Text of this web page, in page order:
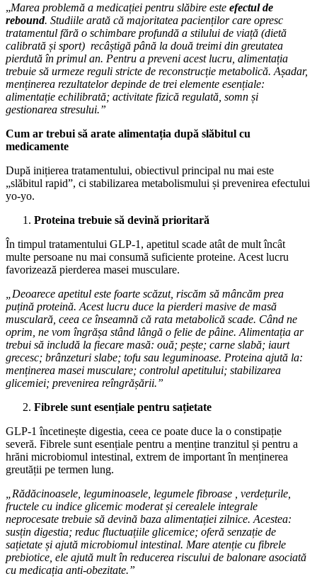
„Marea problemă a medicației pentru slăbire este efectul de
rebound. Studiile arată că majoritatea pacienților care opresc
tratamentul fără o schimbare profundă a stilului de viață (dietă
calibrată și sport) recâștigă până la două treimi din greutatea
pierdută în primul an. Pentru a preveni acest lucru, alimentația
trebuie să urmeze reguli stricte de reconstrucție metabolică. Așadar,
menținerea rezultatelor depinde de trei elemente esențiale:
alimentație echilibrată; activitate fizică regulată, somn și
gestionarea stresului.”
Cum ar trebui să arate alimentația după slăbitul cu
medicamente
După inițierea tratamentului, obiectivul principal nu mai este
„slăbitul rapid”, ci stabilizarea metabolismului și prevenirea efectului
yo-yo.
Proteina trebuie să devină prioritară
În timpul tratamentului GLP-1, apetitul scade atât de mult încât
multe persoane nu mai consumă suficiente proteine. Acest lucru
favorizează pierderea masei musculare.
„Deoarece apetitul este foarte scăzut, riscăm să mâncăm prea
puțină proteină. Acest lucru duce la pierderi masive de masă
musculară, ceea ce înseamnă că rata metabolică scade. Când ne
oprim, ne vom îngrășa stând lângă o felie de pâine. Alimentația ar
trebui să includă la fiecare masă: ouă; pește; carne slabă; iaurt
grecesc; brânzeturi slabe; tofu sau leguminoase. Proteina ajută la:
menținerea masei musculare; controlul apetitului; stabilizarea
glicemiei; prevenirea reîngrășării.”
Fibrele sunt esențiale pentru sațietate
GLP-1 încetinește digestia, ceea ce poate duce la o constipație
severă. Fibrele sunt esențiale pentru a menține tranzitul și pentru a
hrăni microbiomul intestinal, extrem de important în menținerea
greutății pe termen lung.
„Rădăcinoasele, leguminoasele, legumele fibroase , verdețurile,
fructele cu indice glicemic moderat și cerealele integrale
neprocesate trebuie să devină baza alimentației zilnice. Acestea:
susțin digestia; reduc fluctuațiile glicemice; oferă senzație de
sațietate și ajută microbiomul intestinal. Mare atenție cu fibrele
prebiotice, ele ajută mult în reducerea riscului de balonare asociată
cu medicația anti-obezitate.”